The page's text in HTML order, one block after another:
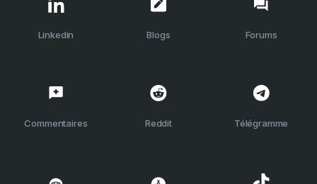
Linkedin Blogs Forums
Commentaires Reddit Télégramme